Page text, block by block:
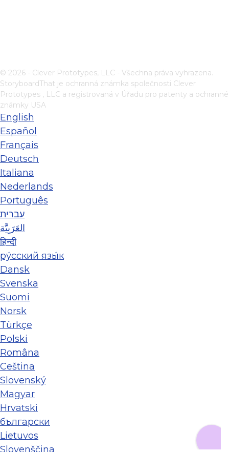
© 2026 - Clever Prototypes, LLC - Všechna práva vyhrazena.
StoryboardThat je ochranná známka společnosti Clever
Prototypes , LLC a registrovaná v Úřadu pro patenty a ochranné
známky USA
English
Español
Français
Deutsch
Italiana
Nederlands
Português
עברית
العَرَبِيَّة
हिन्दी
ру́сский язы́к
Dansk
Svenska
Suomi
Norsk
Türkçe
Polski
Româna
Ceština
Slovenský
Magyar
Hrvatski
български
Lietuvos
Slovenščina